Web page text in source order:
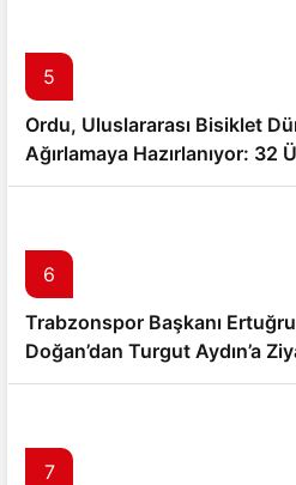
5
Ordu, Uluslararası Bisiklet
Ağırlamaya Hazırlanıyor: 32
24 Profesyonel Takım
6
Trabzonspor Başkanı
Doğan’dan Turgut Aydın’a
İş Birliği Sinyali Mi?
7